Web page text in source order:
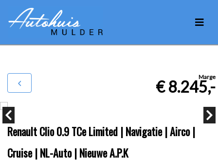
Marge
€ 8.245,-
Renault Clio 0.9 TCe Limited | Navigatie | Airco |
Cruise | NL-Auto | Nieuwe A.P.K